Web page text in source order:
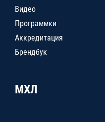
Видео
Программки
Аккредитация
Брендбук
МХЛ